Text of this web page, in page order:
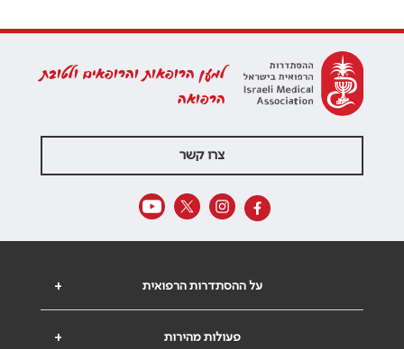
למען הרופאות והרופאים ולטובת
הרפואה
צרו קשר
+ על ההסתדרות הרפואית
+ פעולות מהירות